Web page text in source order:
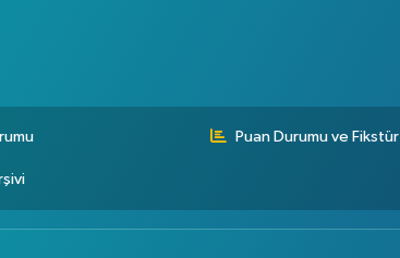
Puan Durumu ve Fikstür